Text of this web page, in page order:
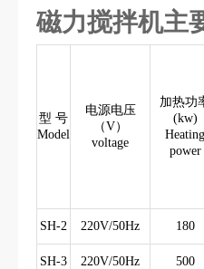
磁力搅拌机主
型 号
Model
电源电压
（V）
voltage
加热功
(kw)
Heating
power
SH-2 220V/50Hz 180
SH-3 220V/50Hz 500